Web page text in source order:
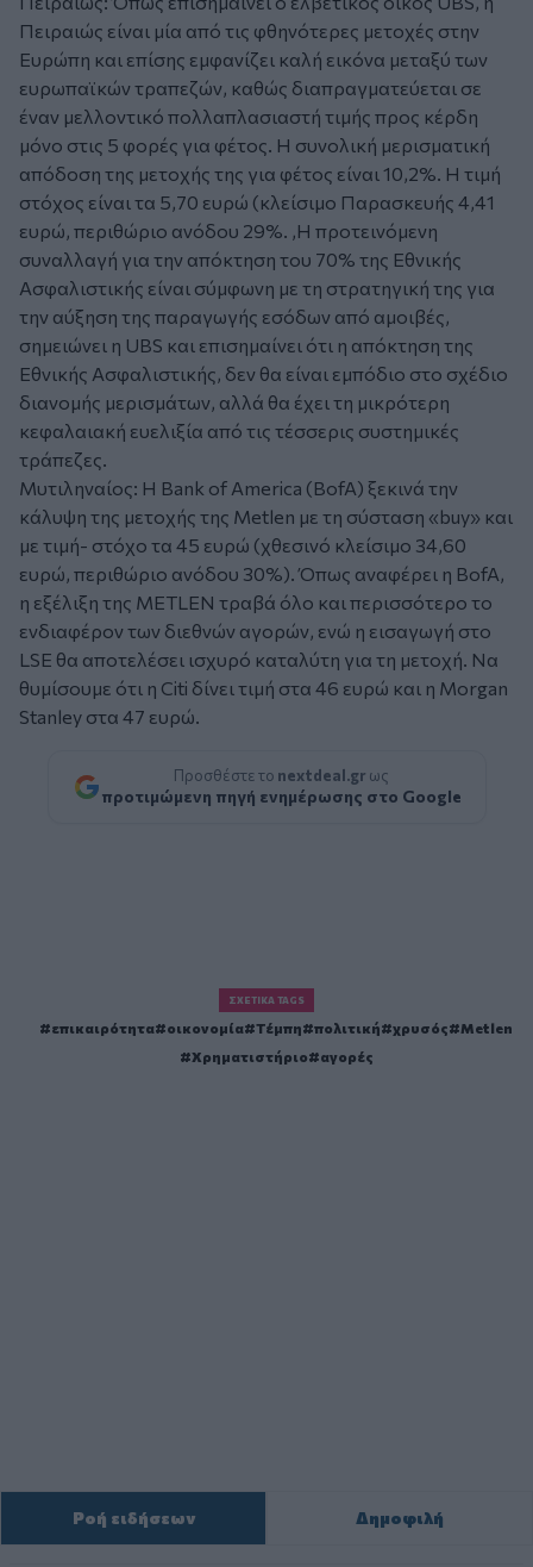
Πειραιώς είναι μία από τις φθηνότερες μετοχές στην
Ευρώπη και επίσης εμφανίζει καλή εικόνα μεταξύ των
ευρωπαϊκών τραπεζών, καθώς διαπραγματεύεται σε
έναν μελλοντικό πολλαπλασιαστή τιμής προς κέρδη
μόνο στις 5 φορές για φέτος. Η συνολική μερισματική
απόδοση της μετοχής της για φέτος είναι 10,2%. Η τιμή
στόχος είναι τα 5,70 ευρώ (κλείσιμο Παρασκευής 4,41
ευρώ, περιθώριο ανόδου 29%. ,Η προτεινόμενη
συναλλαγή για την απόκτηση του 70% της Εθνικής
Ασφαλιστικής είναι σύμφωνη με τη στρατηγική της για
την αύξηση της παραγωγής εσόδων από αμοιβές,
σημειώνει η UBS και επισημαίνει ότι η απόκτηση της
Εθνικής Ασφαλιστικής, δεν θα είναι εμπόδιο στο σχέδιο
διανομής μερισμάτων, αλλά θα έχει τη μικρότερη
κεφαλαιακή ευελιξία από τις τέσσερις συστημικές
τράπεζες.
Μυτιληναίος: H Bank of America (BofA) ξεκινά την
κάλυψη της μετοχής της Metlen με τη σύσταση «buy» και
με τιμή- στόχο τα 45 ευρώ (χθεσινό κλείσιμο 34,60
ευρώ, περιθώριο ανόδου 30%). Όπως αναφέρει η BofA,
η εξέλιξη της METLEN τραβά όλο και περισσότερο το
ενδιαφέρον των διεθνών αγορών, ενώ η εισαγωγή στο
LSE θα αποτελέσει ισχυρό καταλύτη για τη μετοχή. Να
θυμίσουμε ότι η Citi δίνει τιμή στα 46 ευρώ και η Morgan
Stanley στα 47 ευρώ.
Προσθέστε το nextdeal.gr ως
προτιμώμενη πηγή ενημέρωσης στο Google
ΣΧΕΤΙΚΆ TAGS
επικαιρότητα οικονομία Τέμπη πολιτική χρυσός
Metlen
Χρηματιστήριο
αγορές
Ροή ειδήσεων Δημοφιλή